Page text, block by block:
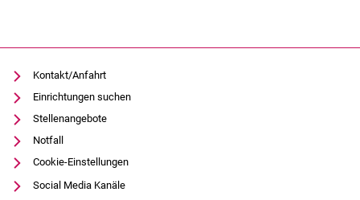
Kontakt/Anfahrt
Einrichtungen suchen
Stellenangebote
Notfall
Cookie-Einstellungen
Social Media Kanäle